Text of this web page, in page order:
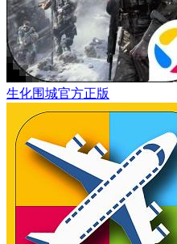
生化围城官方正版